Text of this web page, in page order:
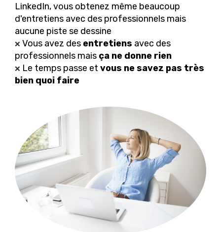
LinkedIn, vous obtenez même beaucoup
d'entretiens avec des professionnels mais
aucune piste se dessine
❌ Vous avez des entretiens avec des
professionnels mais ça ne donne rien
❌ Le temps passe et vous ne savez pas très
bien quoi faire